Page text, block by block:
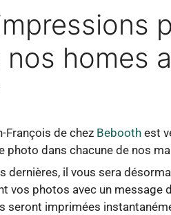
nos homes
François de chez Bebooth est
photo dans chacune de nos
dernières, il vous sera
vos photos avec un message
seront imprimées